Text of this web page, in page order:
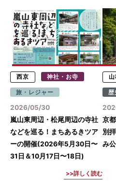
西京 神社・お寺
旅・レジャー
2026/05/30
嵐山東周辺・松尾周辺の寺社
などを巡る！まちあるきツア
ーの開催(2026年5月30日〜
31日＆10月17日〜18日)
詳しく読む
歴
京
別
み